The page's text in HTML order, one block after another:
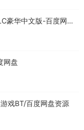
豪华中文版-百度网盘
网盘
戏BT/百度网盘资源